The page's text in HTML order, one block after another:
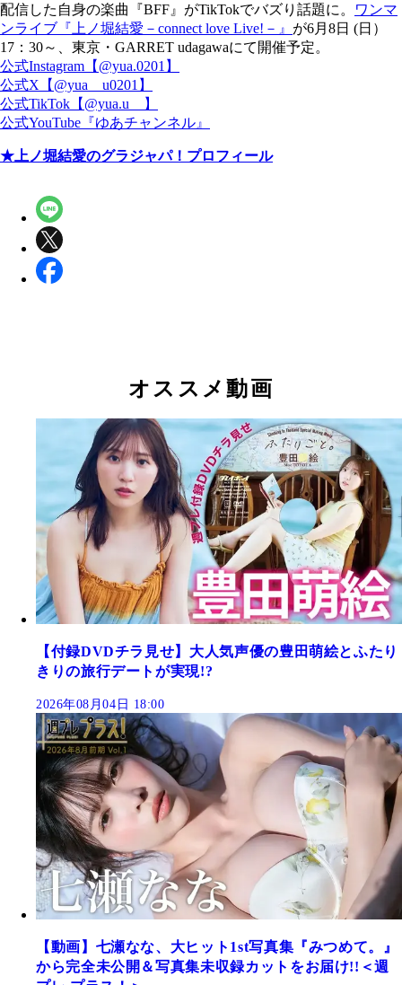
配信した自身の楽曲『BFF』がTikTokでバズり話題に。
ワンマ
ンライブ『上ノ堀結愛－connect love Live!－』 が6月8日 (日）
17：30～、東京・GARRET udagawaにて開催予定。
公式Instagram【@yua.0201】
公式X【@yua__u0201】
公式TikTok【@yua.u__】
公式YouTube『ゆあチャンネル』
★上ノ堀結愛のグラジャパ！プロフィール
オススメ動画
【付録DVDチラ見せ】大人気声優の豊田萌絵とふたり
きりの旅行デートが実現!?
2026年08月04日 18:00
【動画】七瀬なな、大ヒット1st写真集『みつめて。』
から完全未公開＆写真集未収録カットをお届け!!＜週